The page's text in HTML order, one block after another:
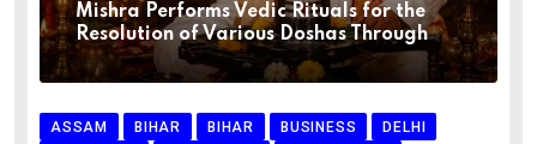
Mishra Performs Vedic Rituals for the
Resolution of Various Doshas Through
ASSAM BIHAR BIHAR BUSINESS
DELHI